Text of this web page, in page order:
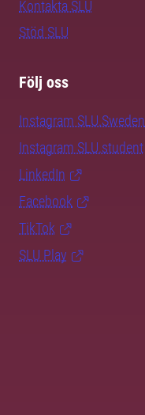
Kontakta SLU
Stöd SLU
Följ oss
Instagram SLU.Sweden
Instagram SLU.student
LinkedIn
Facebook
TikTok
SLU Play